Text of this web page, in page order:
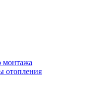
монтажа
отопления